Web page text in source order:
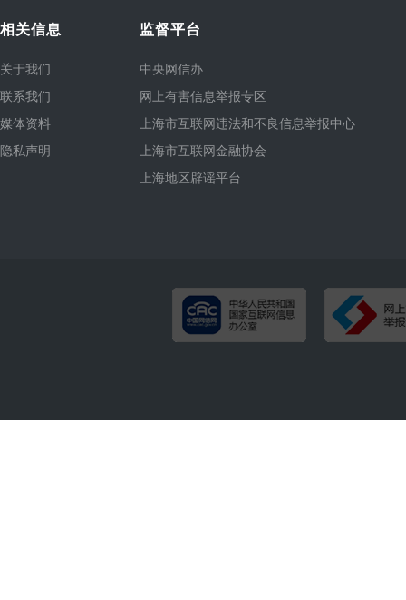
相关信息
关于我们
联系我们
媒体资料
隐私声明
监督平台
中央网信办
网上有害信息举报专区
上海市互联网违法和不良信息举报中心
上海市互联网金融协会
上海地区辟谣平台